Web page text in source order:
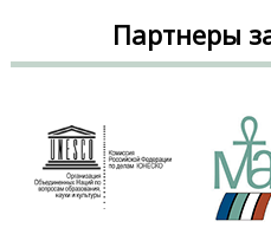
Партнеры